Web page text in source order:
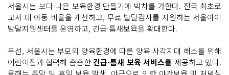
서울시는 보다 나은 보육환경 만들기에 박차를 가한다. 전국 최초로
교사 대 아동 비율을 개선하고, 무료 발달검사를 지원하는 서울아이
발달지원센터를 운영하고, 긴급·틈새보육을 확대한다.
우선, 서울시는 부모의 양육환경에 따른 양육 사각지대 해소를 위해
어린이집과 협력해 촘촘한 긴급·틈새 보육 서비스를 제공하고 있다.